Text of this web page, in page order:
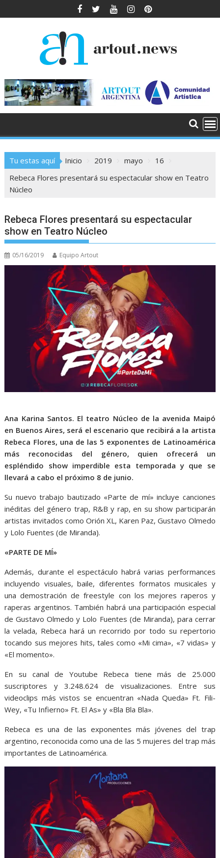
al
Tu estas aquí Inicio 2019 mayo
16
Rebeca Flores presentará su espectacular show en Teatro
Núcleo
Rebeca Flores presentará su espectacular
show en Teatro Núcleo
05/16/2019 Equipo Artout
Ana Karina Santos. El teatro Núcleo de la avenida Maipó
en Buenos Aires, será el escenario que recibirá a la artista
Rebeca Flores, una de las 5 exponentes de Latinoamérica
más reconocidas del género, quien ofrecerá un
espléndido show imperdible esta temporada y que se
llevará a cabo el próximo 8 de junio.
Su nuevo trabajo bautizado «Parte de mí» incluye canciones
inéditas del género trap, R&B y rap, en su show participarán
artistas invitados como Orión XL, Karen Paz, Gustavo Olmedo
y Lolo Fuentes (de Miranda).
«PARTE DE MÍ»
Además, durante el espectáculo habrá varias performances
incluyendo visuales, baile, diferentes formatos musicales y
una demostración de freestyle con los mejores raperos y
raperas argentinos. También habrá una participación especial
de Gustavo Olmedo y Lolo Fuentes (de Miranda), para cerrar
la velada, Rebeca hará un recorrido por todo su repertorio
tocando sus mejores hits, tales como «Mi cima», «7 vidas» y
«El momento».
En su canal de Youtube Rebeca tiene más de 25.000
suscriptores y 3.248.624 de visualizaciones. Entre sus
videoclips más vistos se encuentran «Nada Queda» Ft. Fili-
Wey, «Tu Infierno» Ft. El As» y «Bla Bla Bla».
Rebeca es una de las exponentes más jóvenes del trap
argentino, reconocida como una de las 5 mujeres del trap más
importantes de Latinoamérica.